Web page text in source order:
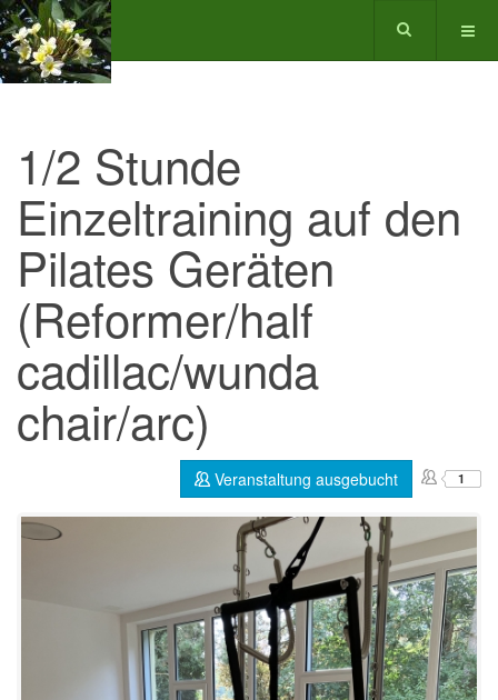
1/2 Stunde
Einzeltraining auf den
Pilates Geräten
(Reformer/half
cadillac/wunda
chair/arc)
Veranstaltung ausgebucht 1